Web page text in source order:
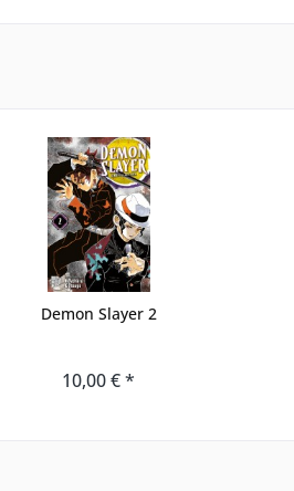
Demon Slayer 2
10,00 € *